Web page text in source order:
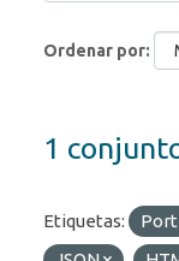
Ordenar por
1
Etiquetas: